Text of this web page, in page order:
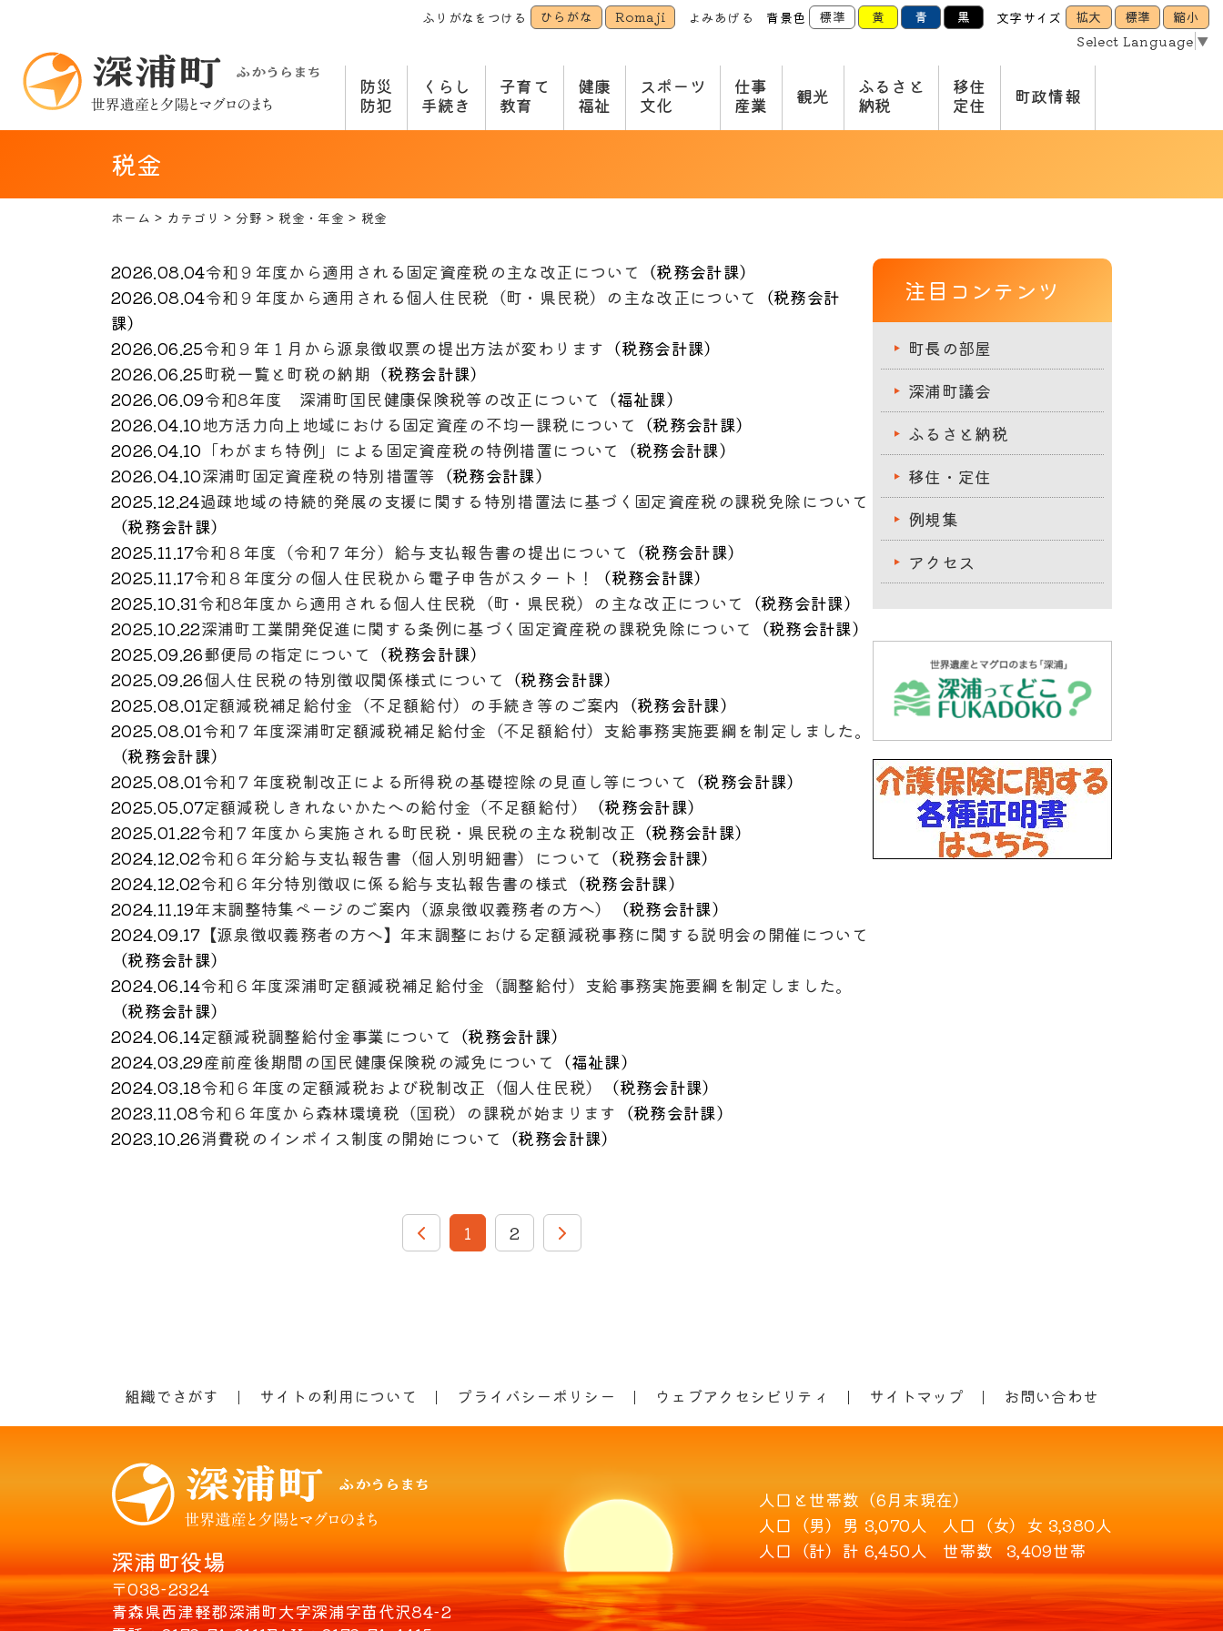
ふりがなをつける ひらがな Romaji よみあげる 背景色 標準 黄 青 黒 文字サイズ 拡大 標準
縮小
Select Language ▼
防災
防犯
くらし
手続き
子育て
教育
健康
福祉
スポーツ
文化
仕事
産業
観光
ふるさと
納税
移住
定住
町政情報
税金
ホーム カテゴリ 分野 税金・年金 税金
2026.08.04令和９年度から適用される固定資産税の主な改正について （税務会計課）
2026.08.04令和９年度から適用される個人住民税（町・県民税）の主な改正について （税務会計
課）
2026.06.25令和９年１月から源泉徴収票の提出方法が変わります （税務会計課）
2026.06.25町税一覧と町税の納期 （税務会計課）
2026.06.09令和8年度 深浦町国民健康保険税等の改正について （福祉課）
2026.04.10地方活力向上地域における固定資産の不均一課税について （税務会計課）
2026.04.10 「わがまち特例」による固定資産税の特例措置について （税務会計課）
2026.04.10深浦町固定資産税の特別措置等 （税務会計課）
2025.12.24過疎地域の持続的発展の支援に関する特別措置法に基づく固定資産税の課税免除について
（税務会計課）
2025.11.17令和８年度（令和７年分）給与支払報告書の提出について （税務会計課）
2025.11.17令和８年度分の個人住民税から電子申告がスタート！ （税務会計課）
2025.10.31令和8年度から適用される個人住民税（町・県民税）の主な改正について （税務会計課）
2025.10.22深浦町工業開発促進に関する条例に基づく固定資産税の課税免除について （税務会計課）
2025.09.26郵便局の指定について （税務会計課）
2025.09.26個人住民税の特別徴収関係様式について （税務会計課）
2025.08.01定額減税補足給付金（不足額給付）の手続き等のご案内 （税務会計課）
2025.08.01令和７年度深浦町定額減税補足給付金（不足額給付）支給事務実施要綱を制定しました。
（税務会計課）
2025.08.01令和７年度税制改正による所得税の基礎控除の見直し等について （税務会計課）
2025.05.07定額減税しきれないかたへの給付金（不足額給付） （税務会計課）
2025.01.22令和７年度から実施される町民税・県民税の主な税制改正 （税務会計課）
2024.12.02令和６年分給与支払報告書（個人別明細書）について （税務会計課）
2024.12.02令和６年分特別徴収に係る給与支払報告書の様式 （税務会計課）
2024.11.19年末調整特集ページのご案内（源泉徴収義務者の方へ） （税務会計課）
2024.09.17【源泉徴収義務者の方へ】年末調整における定額減税事務に関する説明会の開催について
（税務会計課）
2024.06.14令和６年度深浦町定額減税補足給付金（調整給付）支給事務実施要綱を制定しました。
（税務会計課）
2024.06.14定額減税調整給付金事業について （税務会計課）
2024.03.29産前産後期間の国民健康保険税の減免について （福祉課）
2024.03.18令和６年度の定額減税および税制改正（個人住民税） （税務会計課）
2023.11.08令和６年度から森林環境税（国税）の課税が始まります （税務会計課）
2023.10.26消費税のインボイス制度の開始について （税務会計課）
1 2
注目コンテンツ
町長の部屋
深浦町議会
ふるさと納税
移住・定住
例規集
アクセス
組織でさがす サイトの利用について プライバシーポリシー ウェブアクセシビリティ サイトマップ お問い合わせ
深浦町役場
〒038-2324
青森県西津軽郡深浦町大字深浦字苗代沢84-2
人口と世帯数（6月末現在）
人口（男） 男 3,070人 人口（女） 女 3,380人
人口（計） 計 6,450人 世帯数 3,409世帯